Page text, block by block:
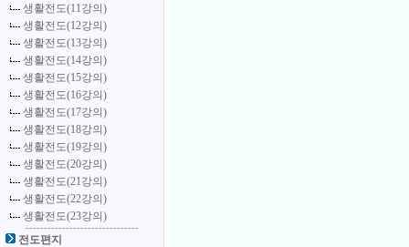
생활전도(11강의)
생활전도(12강의)
생활전도(13강의)
생활전도(14강의)
생활전도(15강의)
생활전도(16강의)
생활전도(17강의)
생활전도(18강의)
생활전도(19강의)
생활전도(20강의)
생활전도(21강의)
생활전도(22강의)
생활전도(23강의)
전도편지